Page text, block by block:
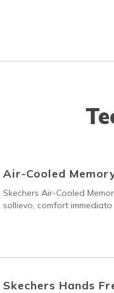
Air-Cooled
Skechers Air-Cooled
sollievo, comfort
Skechers Hands